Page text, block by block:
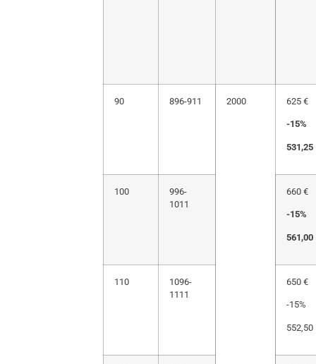
90 896-911 2000 625 €
-15%
531,25
100
996-
1011
660 €
-15%
561,00
110
1096-
1111
650 €
-15%
552,50